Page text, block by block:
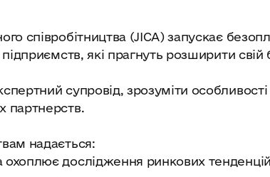
співробітництва (JICA) запускає
які прагнуть розширити свій
супровід, зрозуміти
партнерств.
надається:
охоплює дослідження ринкових